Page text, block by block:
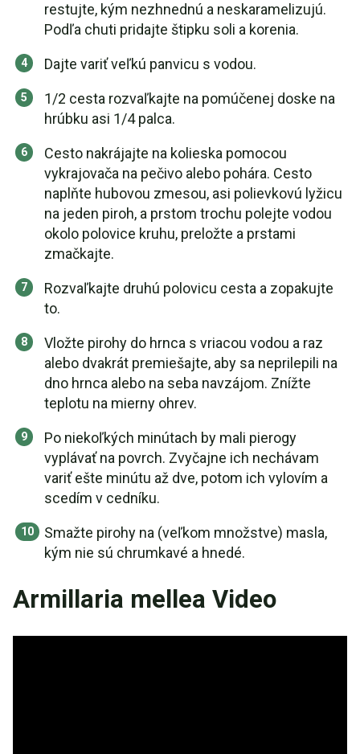
restujte, kým nezhnednú a neskaramelizujú.
Podľa chuti pridajte štipku soli a korenia.
Dajte variť veľkú panvicu s vodou.
1/2 cesta rozvaľkajte na pomúčenej doske na
hrúbku asi 1/4 palca.
Cesto nakrájajte na kolieska pomocou
vykrajovača na pečivo alebo pohára. Cesto
naplňte hubovou zmesou, asi polievkovú lyžicu
na jeden piroh, a prstom trochu polejte vodou
okolo polovice kruhu, preložte a prstami
zmačkajte.
Rozvaľkajte druhú polovicu cesta a zopakujte
to.
Vložte pirohy do hrnca s vriacou vodou a raz
alebo dvakrát premiešajte, aby sa neprilepili na
dno hrnca alebo na seba navzájom. Znížte
teplotu na mierny ohrev.
Po niekoľkých minútach by mali pierogy
vyplávať na povrch. Zvyčajne ich nechávam
variť ešte minútu až dve, potom ich vylovím a
scedím v cedníku.
Smažte pirohy na (veľkom množstve) masla,
kým nie sú chrumkavé a hnedé.
Armillaria mellea Video